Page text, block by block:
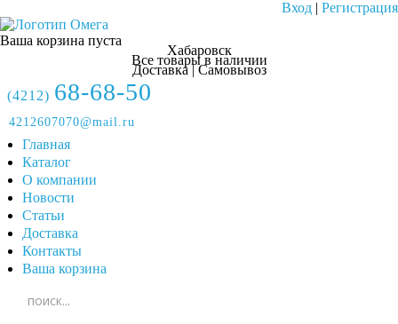
Вход | Регистрация
Ваша корзина пуста
Хабаровск
Все товары в наличии
Доставка | Самовывоз
(4212) 68-68-50
4212607070@mail.ru
Главная
Каталог
О компании
Новости
Статьи
Доставка
Контакты
Ваша корзина